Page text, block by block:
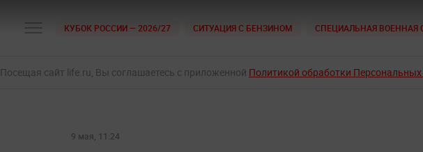
КУБОК РОССИИ — 2026/27 СИТУАЦИЯ С БЕНЗИНОМ СПЕЦИАЛЬНАЯ ВОЕННАЯ
Посещая сайт life.ru, Вы соглашаетесь с приложенной Политикой обработки
9 мая, 11:24